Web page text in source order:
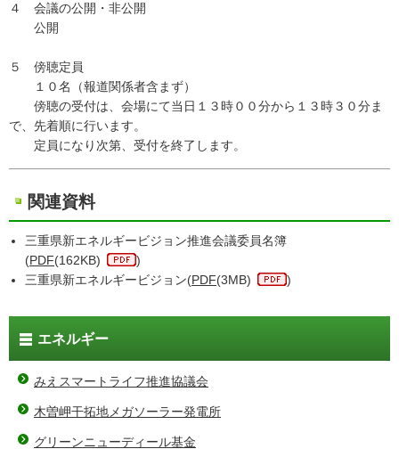
４ 会議の公開・非公開
公開
５ 傍聴定員
１０名（報道関係者含まず）
傍聴の受付は、会場にて当日１３時００分から１３時３０分ま
で、先着順に行います。
定員になり次第、受付を終了します。
関連資料
三重県新エネルギービジョン推進会議委員名簿
(PDF(162KB)
)
三重県新エネルギービジョン(PDF(3MB) )
エネルギー
みえスマートライフ推進協議会
木曽岬干拓地メガソーラー発電所
グリーンニューディール基金